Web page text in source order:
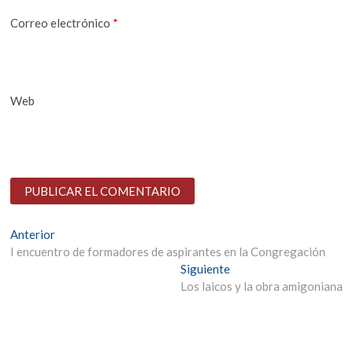
Correo electrónico *
Web
Navegación
de
AnteriorEntrada
anterior:
I encuentro de formadores de aspirantes en la Congregación
SiguienteEntrada
siguiente:
Los laicos y la obra amigoniana